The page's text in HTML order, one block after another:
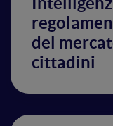
del
cittadini